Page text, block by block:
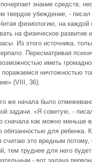
знание средств,
твердое убеждение, - писал
фи­зиологию, на
на физическое развитие
Из этого источника,
Пересматривая
иметь
ничтожностью
(VIII, 36).
же на­чала было
задачи. «Я советую, -
сначала как можно меньше
обязанностью для ребенка.
считаю это вредным
тем труднее для него
- вот задача